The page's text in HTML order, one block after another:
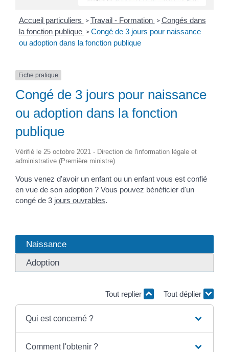
Accueil particuliers > Travail - Formation > Congés dans
la fonction publique > Congé de 3 jours pour naissance
ou adoption dans la fonction publique
Fiche pratique
Congé de 3 jours pour naissance
ou adoption dans la fonction
publique
Vérifié le 25 octobre 2021 - Direction de l'information légale et
administrative (Première ministre)
Vous venez d'avoir un enfant ou un enfant vous est confié
en vue de son adoption ? Vous pouvez bénéficier d'un
congé de 3 jours ouvrables.
Naissance
Adoption
Tout replier Tout déplier
Qui est concerné ?
Comment l'obtenir ?